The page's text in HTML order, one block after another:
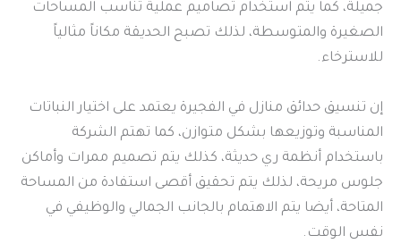
جميلة، كما يتم استخدام تصاميم عملية تناسب المساحات
الصغيرة والمتوسطة، لذلك تصبح الحديقة مكاناً مثالياً
للاسترخاء.
إن تنسيق حدائق منازل في الفجيرة يعتمد على اختيار النباتات
المناسبة وتوزيعها بشكل متوازن، كما تهتم الشركة
باستخدام أنظمة ري حديثة، كذلك يتم تصميم ممرات وأماكن
جلوس مريحة، لذلك يتم تحقيق أقصى استفادة من المساحة
المتاحة، أيضا يتم الاهتمام بالجانب الجمالي والوظيفي في
نفس الوقت.